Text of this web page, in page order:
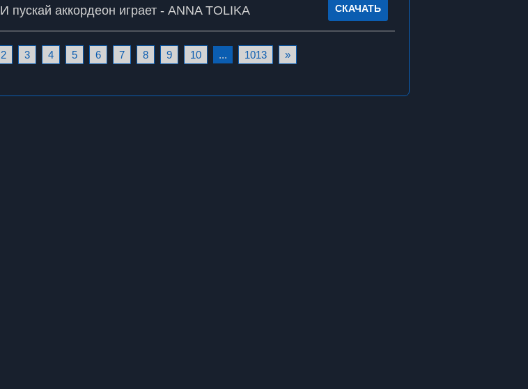
И пускай аккордеон играет - ANNA TOLIKA СКАЧАТЬ
2 3 4 5 6 7 8 9 10 ... 1013 »